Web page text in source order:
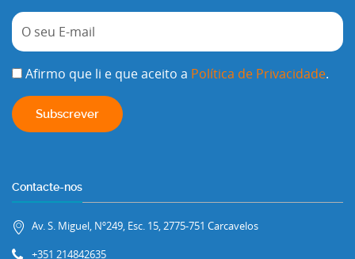
Afirmo que li e que aceito a Política de Privacidade.
Contacte-nos
Av. S. Miguel, Nº249, Esc. 15, 2775-751 Carcavelos
+351 214842635